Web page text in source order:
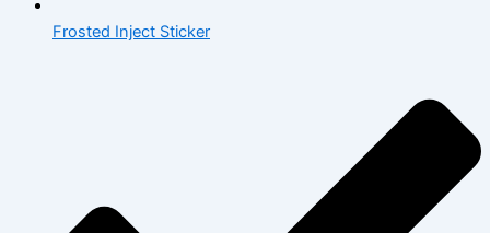
Frosted Inject Sticker